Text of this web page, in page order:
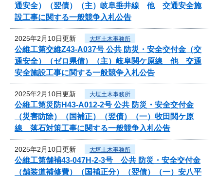
通安全）（翌債）（主）岐阜垂井線 他 交通安全施
設工事に関する一般競争入札公告
2025年2月10日更新 大垣土木事務所
公維工第交維Z43-A037号 公共 防災・安全交付金（交
通安全）（ゼロ県債）（主）岐阜関ケ原線 他 交通
安全施設工事に関する一般競争入札公告
2025年2月10日更新 大垣土木事務所
公維工第災防H43-A012-2号 公共 防災・安全交付金
（災害防除）（国補正）（翌債）（一）牧田関ケ原
線 落石対策工事に関する一般競争入札公告
2025年2月10日更新 大垣土木事務所
公維工第舗補43-047H-2-3号 公共 防災・安全交付金
（舗装道補修費）（国補正分）（翌債）（一）安八平